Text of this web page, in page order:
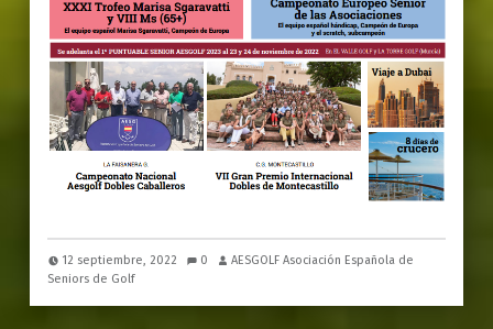
12 septiembre, 2022 0
AESGOLF Asociación Española de
Seniors de Golf